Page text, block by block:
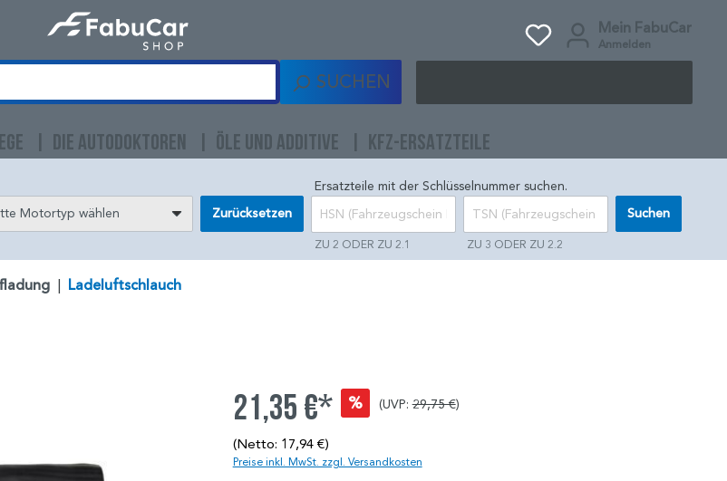
Mein FabuCar
Anmelden
SUCHEN
DIE AUTODOKTOREN ÖLE UND ADDITIVE KFZ-ERSATZTEILE
Motortyp wählen Zurücksetzen
Ersatzteile mit der Schlüsselnummer suchen.
ZU 2 ODER ZU 2.1 ZU 3 ODER ZU 2.2
Suchen
Ladeluftschlauch
21,35 €* % (UVP:29,75 €)
(Netto: 17,94 €)
Preise inkl. MwSt. zzgl. Versandkosten